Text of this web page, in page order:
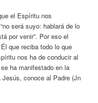
el Espíritu nos
será suyo: hablará de lo
por venir”. Por eso el
que reciba todo lo que
nos ha de conducir al
ha manifestado en la
conoce al Padre (Jn